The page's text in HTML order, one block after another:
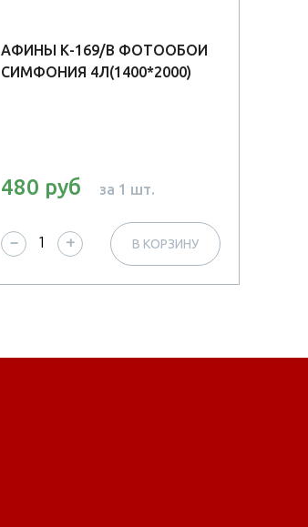
АФИНЫ К-169/В ФОТООБОИ
СИМФОНИЯ 4Л(1400*2000)
480 руб за 1 шт.
− + В КОРЗИНУ